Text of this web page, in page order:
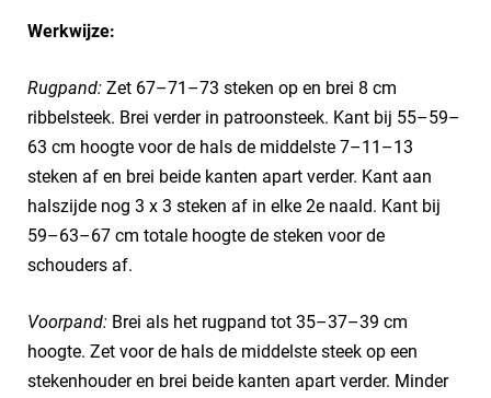
Werkwijze:
Rugpand: Zet 67–71–73 steken op en brei 8 cm
ribbelsteek. Brei verder in patroonsteek. Kant bij 55–59–
63 cm hoogte voor de hals de middelste 7–11–13
steken af en brei beide kanten apart verder. Kant aan
halszijde nog 3 x 3 steken af in elke 2e naald. Kant bij
59–63–67 cm totale hoogte de steken voor de
schouders af.
Voorpand: Brei als het rugpand tot 35–37–39 cm
hoogte. Zet voor de hals de middelste steek op een
stekenhouder en brei beide kanten apart verder. Minder